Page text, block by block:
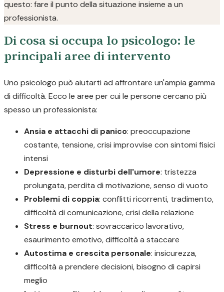
questo: fare il punto della situazione insieme a un
professionista.
Di cosa si occupa lo psicologo: le
principali aree di intervento
Uno psicologo può aiutarti ad affrontare un'ampia gamma
di difficoltà. Ecco le aree per cui le persone cercano più
spesso un professionista:
Ansia e attacchi di panico: preoccupazione
costante, tensione, crisi improvvise con sintomi fisici
intensi
Depressione e disturbi dell'umore: tristezza
prolungata, perdita di motivazione, senso di vuoto
Problemi di coppia: conflitti ricorrenti, tradimento,
difficoltà di comunicazione, crisi della relazione
Stress e burnout: sovraccarico lavorativo,
esaurimento emotivo, difficoltà a staccare
Autostima e crescita personale: insicurezza,
difficoltà a prendere decisioni, bisogno di capirsi
meglio